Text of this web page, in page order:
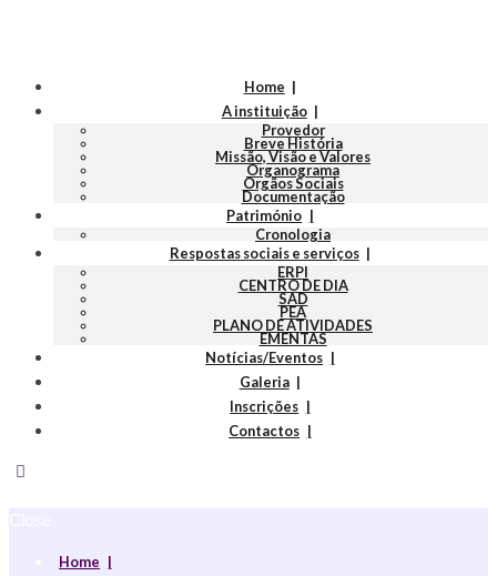
Home
A instituição
Provedor
Breve História
Missão, Visão e Valores
Organograma
Orgãos Sociais
Documentação
Património
Cronologia
Respostas sociais e serviços
ERPI
CENTRO DE DIA
SAD
PEA
PLANO DE ATIVIDADES
EMENTAS
Notícias/Eventos
Galeria
Inscrições
Contactos
Home